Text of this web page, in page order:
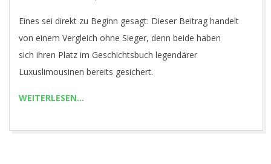
Eines sei direkt zu Beginn gesagt: Dieser Beitrag handelt
von einem Vergleich ohne Sieger, denn beide haben
sich ihren Platz im Geschichtsbuch legendärer
Luxuslimousinen bereits gesichert.
WEITERLESEN…